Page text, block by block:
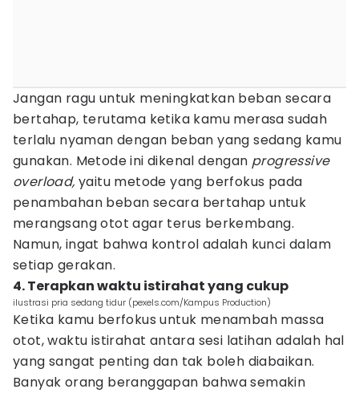
Jangan ragu untuk meningkatkan beban secara
bertahap, terutama ketika kamu merasa sudah
terlalu nyaman dengan beban yang sedang kamu
gunakan. Metode ini dikenal dengan progressive
overload, yaitu metode yang berfokus pada
penambahan beban secara bertahap untuk
merangsang otot agar terus berkembang.
Namun, ingat bahwa kontrol adalah kunci dalam
setiap gerakan.
4. Terapkan waktu istirahat yang cukup
ilustrasi pria sedang tidur (pexels.com/Kampus Production)
Ketika kamu berfokus untuk menambah massa
otot, waktu istirahat antara sesi latihan adalah hal
yang sangat penting dan tak boleh diabaikan.
Banyak orang beranggapan bahwa semakin